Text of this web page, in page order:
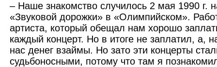
– Наше знакомство случилось 2 мая 1990 г.
«Звуковой дорожки» в «Олимпийском».
артиста, который обещал нам хорошо
каждый концерт. Но в итоге не заплатил, а,
нас денег взаймы. Но зато эти концерты
судьбоносными, потому что там я